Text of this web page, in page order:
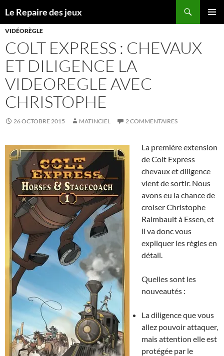
Le Repaire des jeux
AU
CONTENU
VIDÉORÈGLE
COLT EXPRESS : CHEVAUX
ET DILIGENCE LA
VIDEOREGLE AVEC
CHRISTOPHE
26 OCTOBRE 2015 MATINCIEL 2 COMMENTAIRES
La première extension
de Colt Express
chevaux et diligence
vient de sortir. Nous
avons eu la chance de
croiser Christophe
Raimbault à Essen, et
il va donc vous
expliquer les règles en
détail.
Quelles sont les
nouveautés :
La diligence que vous
allez pouvoir attaquer,
mais attention elle est
protégée par le